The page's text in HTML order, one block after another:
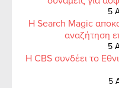
5
Η Search Magic
αναζήτηση
5
Η CBS συνδέει το
5